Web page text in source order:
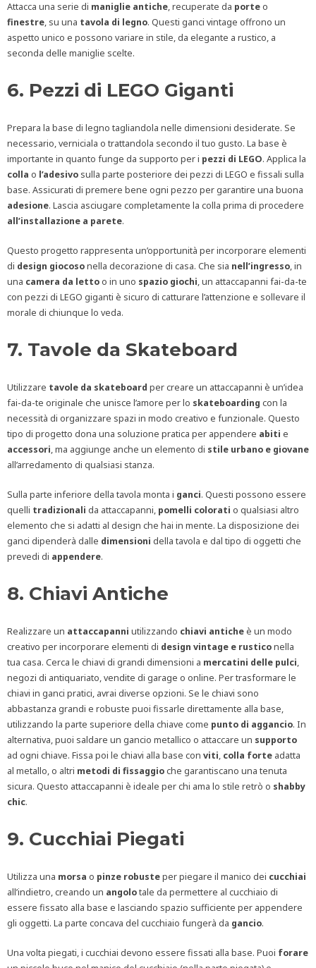
Attacca una serie di maniglie antiche, recuperate da porteo
finestre, su una tavola di legno. Questi ganci vintage offrono un
aspetto unico e possono variare in stile, da elegante a rustico, a
seconda delle maniglie scelte.
6. Pezzi di LEGO Giganti
Prepara la base di legno tagliandola nelle dimensioni desiderate. Se
necessario, verniciala o trattandola secondo il tuo gusto. La base è
importante in quanto funge da supporto per i pezzi di LEGO. Applica la
colla o l’adesivo sulla parte posteriore dei pezzi di LEGO e fissali sulla
base. Assicurati di premere bene ogni pezzo per garantire una buona
adesione. Lascia asciugare completamente la colla prima di procedere
all’installazione a parete.
Questo progetto rappresenta un’opportunità per incorporare elementi
di design giocosonella decorazione di casa. Che sia nell’ingresso, in
una camera da lettoo in uno spazio giochi, un attaccapanni fai-da-te
con pezzi di LEGO giganti è sicuro di catturare l’attenzione e sollevare il
morale di chiunque lo veda.
7. Tavole da Skateboard
Utilizzare tavole da skateboard per creare un attaccapanni è un’idea
fai-da-te originale che unisce l’amore per lo skateboarding con la
necessità di organizzare spazi in modo creativo e funzionale. Questo
tipo di progetto dona una soluzione pratica per appendere abiti e
accessori, ma aggiunge anche un elemento di stile urbano e giovane
all’arredamento di qualsiasi stanza.
Sulla parte inferiore della tavola monta i ganci. Questi possono essere
quelli tradizionali da attaccapanni, pomelli colorati o qualsiasi altro
elemento che si adatti al design che hai in mente. La disposizione dei
ganci dipenderà dalle dimensioni della tavola e dal tipo di oggetti che
prevedi di appendere.
8. Chiavi Antiche
Realizzare un attaccapanni utilizzando chiavi anticheè un modo
creativo per incorporare elementi di design vintage e rusticonella
tua casa. Cerca le chiavi di grandi dimensioni a mercatini delle pulci,
negozi di antiquariato, vendite di garage o online. Per trasformare le
chiavi in ganci pratici, avrai diverse opzioni. Se le chiavi sono
abbastanza grandi e robuste puoi fissarle direttamente alla base,
utilizzando la parte superiore della chiave come punto di aggancio. In
alternativa, puoi saldare un gancio metallico o attaccare un supporto
ad ogni chiave. Fissa poi le chiavi alla base con viti, colla forte adatta
al metallo, o altri metodi di fissaggioche garantiscano una tenuta
sicura. Questo attaccapanni è ideale per chi ama lo stile retrò o shabby
chic.
9. Cucchiai Piegati
Utilizza una morsa o pinze robusteper piegare il manico dei cucchiai
all’indietro, creando un angolotale da permettere al cucchiaio di
essere fissato alla base e lasciando spazio sufficiente per appendere
gli oggetti. La parte concava del cucchiaio fungerà da gancio.
Una volta piegati, i cucchiai devono essere fissati alla base. Puoi forare